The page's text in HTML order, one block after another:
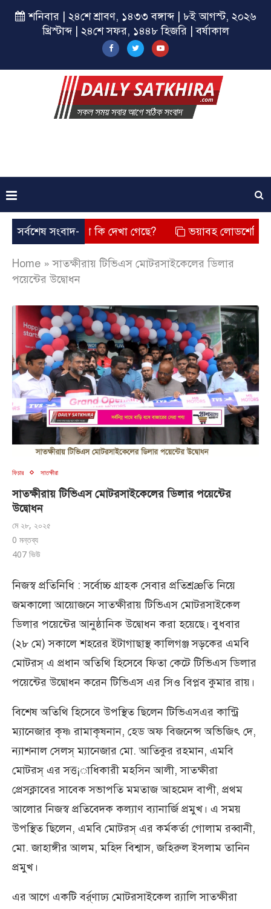
শনিবার | ২৪শে শ্রাবণ, ১৪৩৩ বঙ্গাব্দ | ৮ই আগস্ট, ২০২৬
খ্রিস্টাব্দ | ২৪শে সফর, ১৪৪৮ হিজরি | বর্ষাকাল
সর্বশেষ সংবাদ-
তার চেহারা কি দেখা গেছে? ভয়াবহ লোডশেডিং, বিদ্যুত
Home »সাতক্ষীরায় টিভিএস মোটরসাইকেলের ডিলার
পয়েন্টের উদ্বোধন
ফিচার সাতক্ষীরা
সাতক্ষীরায় টিভিএস মোটরসাইকেলের ডিলার পয়েন্টের
উদ্বোধন
মে ২৮, ২০২৫
0 মন্তব্য
407 ভিউ
নিজস্ব প্রতিনিধি : সর্বোচ্চ গ্রাহক সেবার প্রতিশ্রæতি নিয়ে
জমকালো আয়োজনে সাতক্ষীরায় টিভিএস মোটরসাইকেল
ডিলার পয়েন্টের আনুষ্ঠানিক উদ্বোধন করা হয়েছে। বুধবার
(২৮ মে) সকালে শহরের ইটাগাছাস্থ কালিগঞ্জ সড়কের এমবি
মোটরস্ এ প্রধান অতিথি হিসেবে ফিতা কেটে টিভিএস ডিলার
পয়েন্টের উদ্বোধন করেন টিভিএস এর সিও বিপ্লব কুমার রায়।
বিশেষ অতিথি হিসেবে উপস্থিত ছিলেন টিভিএসএর কান্ট্রি
ম্যানেজার কৃষ্ণ রামাকৃষনান, হেড অফ বিজনেন্স অভিজিৎ দে,
ন্যাশনাল সেলস্ ম্যানেজার মো. আতিকুর রহমান, এমবি
মোটরস্ এর সত্ত¡াধিকারী মহসিন আলী, সাতক্ষীরা
প্রেসক্লাবের সাবেক সভাপতি মমতাজ আহমেদ বাপী, প্রথম
আলোর নিজস্ব প্রতিবেদক কল্যাণ ব্যানার্জি প্রমুখ। এ সময়
উপস্থিত ছিলেন, এমবি মোটরস্ এর কর্মকর্তা গোলাম রব্বানী,
মো. জাহাঙ্গীর আলম, মহিদ বিশ্বাস, জহিরুল ইসলাম তানিন
প্রমুখ।
এর আগে একটি বর্র্ণাঢ্য মোটরসাইকেল র‌্যালি সাতক্ষীরা